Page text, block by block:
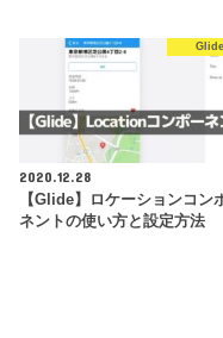
Glide
2020.12.28
【Glide】ロケーションコン
ネントの使い方と設定方法